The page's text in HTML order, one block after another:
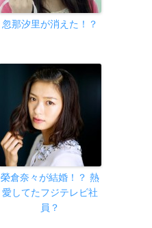
忽那汐里が消えた！？
榮倉奈々が結婚！？ 熱
愛してたフジテレビ社
員？